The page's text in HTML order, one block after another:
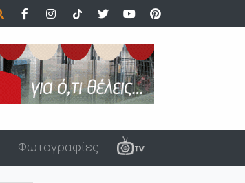
Φωτογραφίες